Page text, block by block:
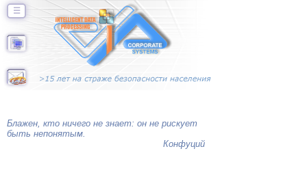
☰
Блажен, кто ничего не знает: он не рискует
быть непонятым.
Конфуций